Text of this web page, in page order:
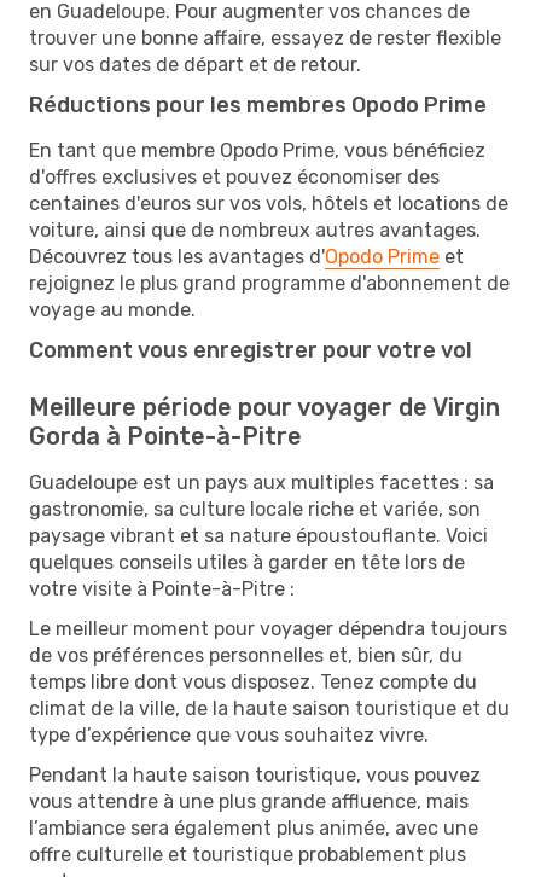
en Guadeloupe. Pour augmenter vos chances de
trouver une bonne affaire, essayez de rester flexible
sur vos dates de départ et de retour.
Réductions pour les membres Opodo Prime
En tant que membre Opodo Prime, vous bénéficiez
d'offres exclusives et pouvez économiser des
centaines d'euros sur vos vols, hôtels et locations de
voiture, ainsi que de nombreux autres avantages.
Découvrez tous les avantages d'Opodo Prime et
rejoignez le plus grand programme d'abonnement de
voyage au monde.
Comment vous enregistrer pour votre vol
Meilleure période pour voyager de Virgin
Gorda à Pointe-à-Pitre
Guadeloupe est un pays aux multiples facettes : sa
gastronomie, sa culture locale riche et variée, son
paysage vibrant et sa nature époustouflante. Voici
quelques conseils utiles à garder en tête lors de
votre visite à Pointe-à-Pitre :
Le meilleur moment pour voyager dépendra toujours
de vos préférences personnelles et, bien sûr, du
temps libre dont vous disposez. Tenez compte du
climat de la ville, de la haute saison touristique et du
type d’expérience que vous souhaitez vivre.
Pendant la haute saison touristique, vous pouvez
vous attendre à une plus grande affluence, mais
l’ambiance sera également plus animée, avec une
offre culturelle et touristique probablement plus